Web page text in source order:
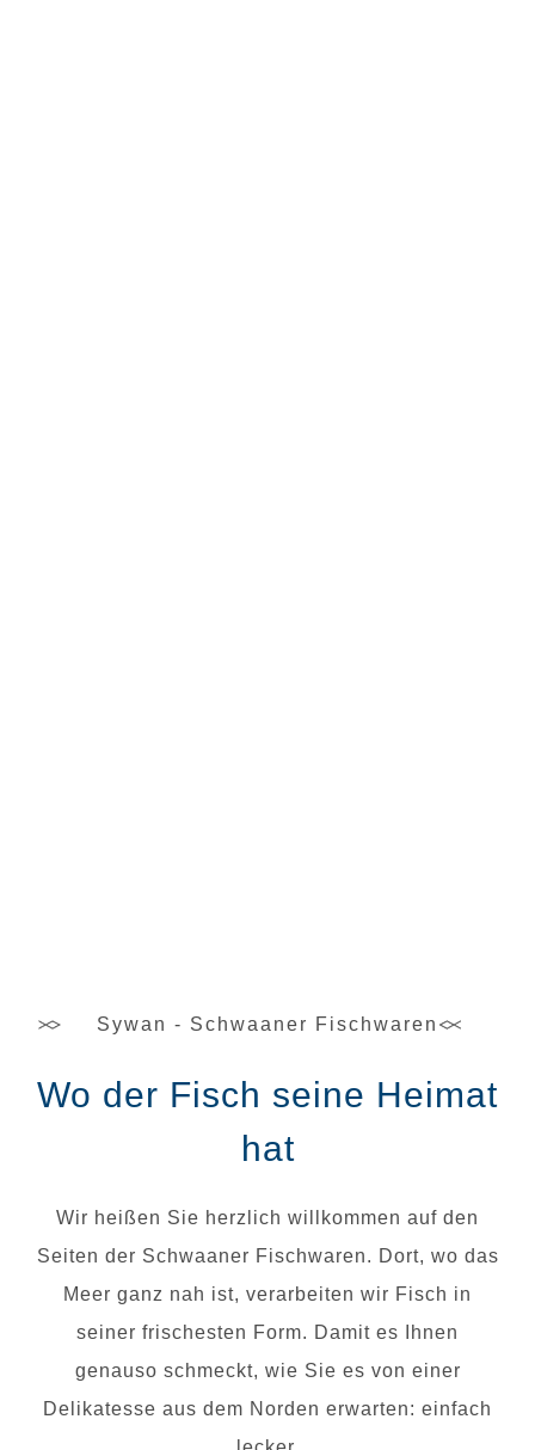
Sywan - Schwaaner Fischwaren
Wo der Fisch seine Heimat
hat
Wir heißen Sie herzlich willkommen auf den
Seiten der Schwaaner Fischwaren. Dort, wo das
Meer ganz nah ist, verarbeiten wir Fisch in
seiner frischesten Form. Damit es Ihnen
genauso schmeckt, wie Sie es von einer
Delikatesse aus dem Norden erwarten: einfach